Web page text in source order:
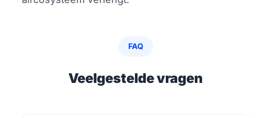
FAQ
Veelgestelde vragen